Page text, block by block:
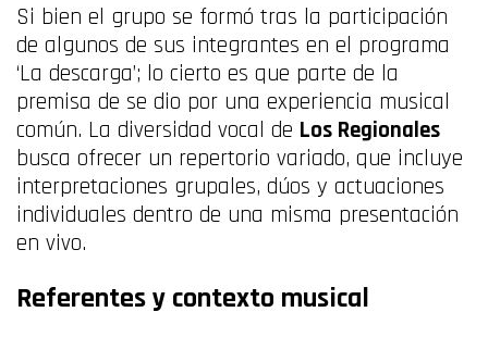
Si bien el grupo se formó tras la participación
de algunos de sus integrantes en el programa
‘La descarga’; lo cierto es que parte de la
premisa de se dio por una experiencia musical
común. La diversidad vocal de Los Regionales
busca ofrecer un repertorio variado, que incluye
interpretaciones grupales, dúos y actuaciones
individuales dentro de una misma presentación
en vivo.
Referentes y contexto musical